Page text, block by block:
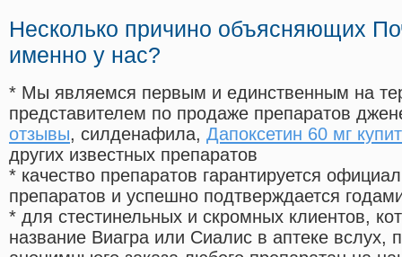
Несколько причино объясняющих
именно у нас?
* Мы являемся первым и единственным на
представителем по продаже препаратов
отзывы, силденафила, Дапоксетин 60 мг
других известных препаратов
* качество препаратов гарантируется
препаратов и успешно подтверждается
* для стестинельных и скромных клиентов,
название Виагра или Сиалис в аптеке вслух,